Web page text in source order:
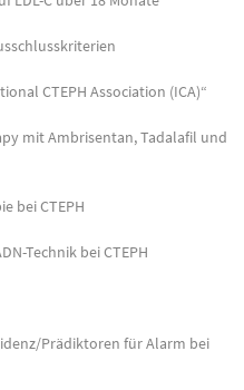
CTEPH Association (ICA)“
mit Ambrisentan, Tadalafil und
bei CTEPH
Technik bei CTEPH
Prädiktoren für Alarm bei